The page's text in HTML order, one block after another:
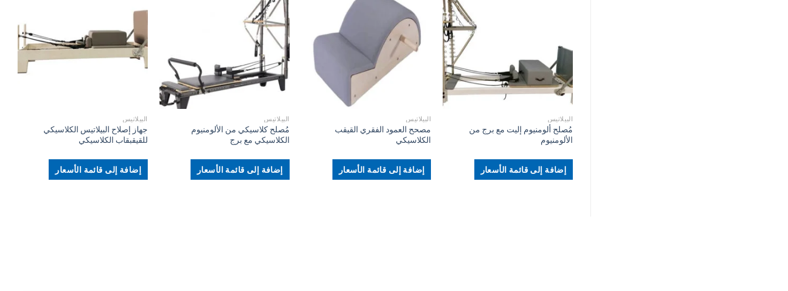
+
البيلاتيس
مُصلح ألومنيوم إليت مع برج من
الألومنيوم
إضافة إلى قائمة الأسعار
البيلاتيس
مصحح العمود الفقري القيقب
الكلاسيكي
إضافة إلى قائمة الأسعار
+
البيلاتيس
مُصلح كلاسيكي من الألومنيوم
الكلاسيكي مع برج
إضافة إلى قائمة الأسعار
البيلاتيس
جهاز إصلاح البيلاتيس الكلاسيكي
للقيقبقاب الكلاسيكي
إضافة إلى قائمة الأسعار